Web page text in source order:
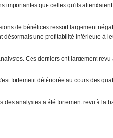
importantes que celles qu'ils attendaient
de bénéfices ressort largement
désormais une profitabilité inférieure à
Ces derniers ont largement revu
fortement détériorée au cours des
des analystes a été fortement revu à la